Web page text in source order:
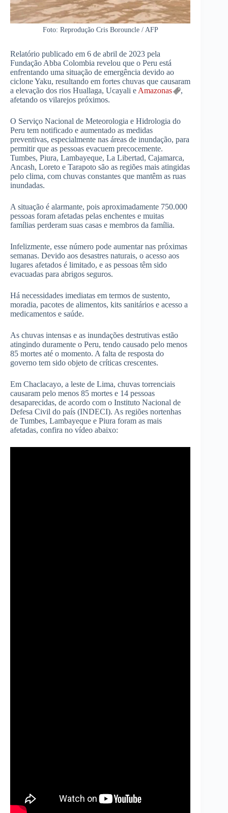
Foto: Reprodução Cris Borouncle / AFP
Relatório publicado em 6 de abril de 2023 pela
Fundação Abba Colombia revelou que o Peru está
enfrentando uma situação de emergência devido ao
ciclone Yaku, resultando em fortes chuvas que causaram
a elevação dos rios Huallaga, Ucayali e Amazonas
,
afetando os vilarejos próximos.
O Serviço Nacional de Meteorologia e Hidrologia do
Peru tem notificado e aumentado as medidas
preventivas, especialmente nas áreas de inundação, para
permitir que as pessoas evacuem precocemente.
Tumbes, Piura, Lambayeque, La Libertad, Cajamarca,
Ancash, Loreto e Tarapoto são as regiões mais atingidas
pelo clima, com chuvas constantes que mantêm as ruas
inundadas.
A situação é alarmante, pois aproximadamente 750.000
pessoas foram afetadas pelas enchentes e muitas
famílias perderam suas casas e membros da família.
Infelizmente, esse número pode aumentar nas próximas
semanas. Devido aos desastres naturais, o acesso aos
lugares afetados é limitado, e as pessoas têm sido
evacuadas para abrigos seguros.
Há necessidades imediatas em termos de sustento,
moradia, pacotes de alimentos, kits sanitários e acesso a
medicamentos e saúde.
As chuvas intensas e as inundações destrutivas estão
atingindo duramente o Peru, tendo causado pelo menos
85 mortes até o momento. A falta de resposta do
governo tem sido objeto de críticas crescentes.
Em Chaclacayo, a leste de Lima, chuvas torrenciais
causaram pelo menos 85 mortes e 14 pessoas
desaparecidas, de acordo com o Instituto Nacional de
Defesa Civil do país (INDECI). As regiões nortenhas
de Tumbes, Lambayeque e Piura foram as mais
afetadas, confira no vídeo abaixo: